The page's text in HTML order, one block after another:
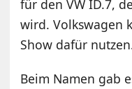
für den VW ID.7,
wird. Volkswagen
Show dafür
Beim Namen gab